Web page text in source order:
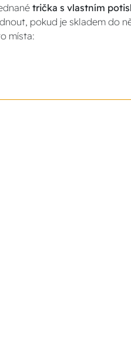
trička s vlastním
pokud je skladem do
místa: